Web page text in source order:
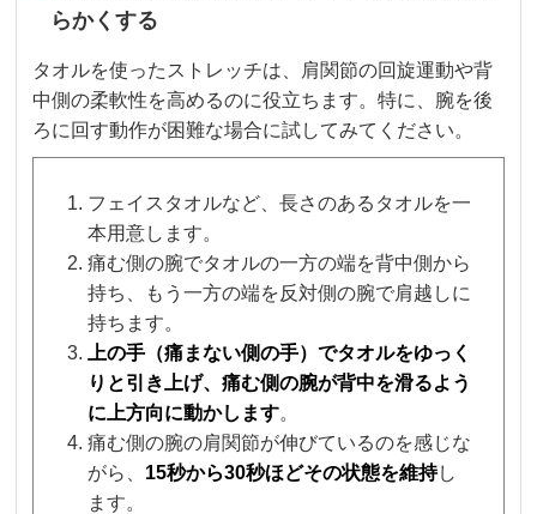
らかくする
タオルを使ったストレッチは、肩関節の回旋運動や背
中側の柔軟性を高めるのに役立ちます。特に、腕を後
ろに回す動作が困難な場合に試してみてください。
フェイスタオルなど、長さのあるタオルを一
本用意します。
痛む側の腕でタオルの一方の端を背中側から
持ち、もう一方の端を反対側の腕で肩越しに
持ちます。
上の手（痛まない側の手）でタオルをゆっく
りと引き上げ、痛む側の腕が背中を滑るよう
に上方向に動かします。
痛む側の腕の肩関節が伸びているのを感じな
がら、 15秒から30秒ほどその状態を維持し
ます。